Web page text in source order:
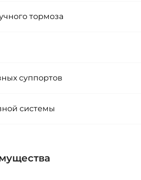
тормоза
суппортов
системы